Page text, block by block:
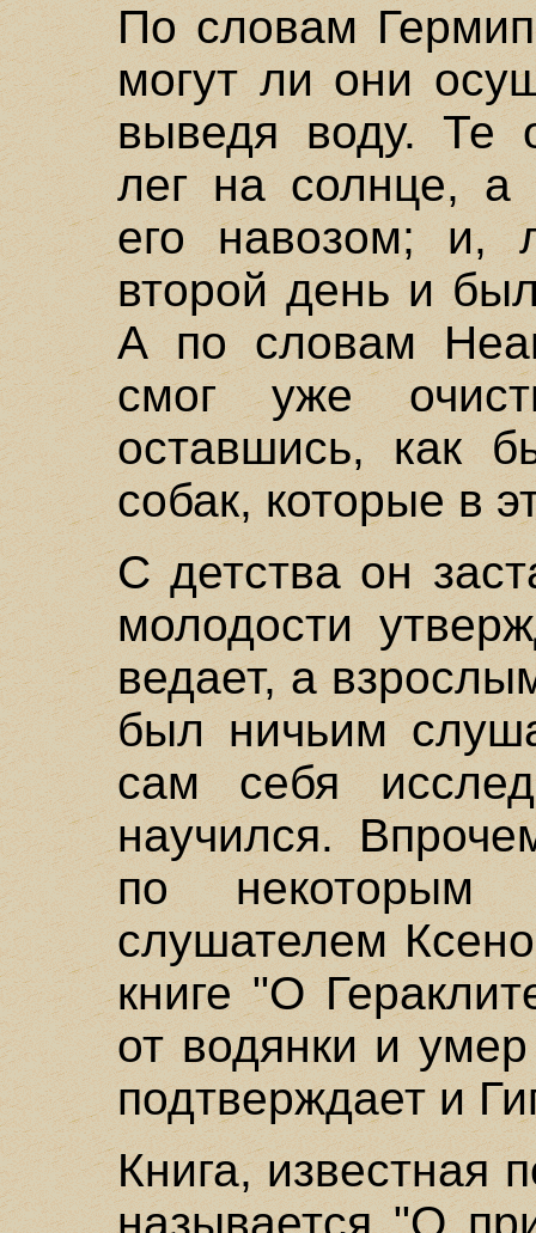
По словам
могут ли они
выведя воду. Те
лег на солнце, а
его навозом; и,
второй день и
А по словам
смог уже
оставшись, как
собак, которые в
С детства он
молодости
ведает, а
был ничьим
сам себя
научился.
по некоторым
слушателем
книге "О
от водянки и
подтверждает и
Книга, известная